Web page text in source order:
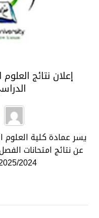
إعلان نتائج
الدراسي
يسر عمادة كلية العلوم
عن نتائج امتحانات
2024 ...